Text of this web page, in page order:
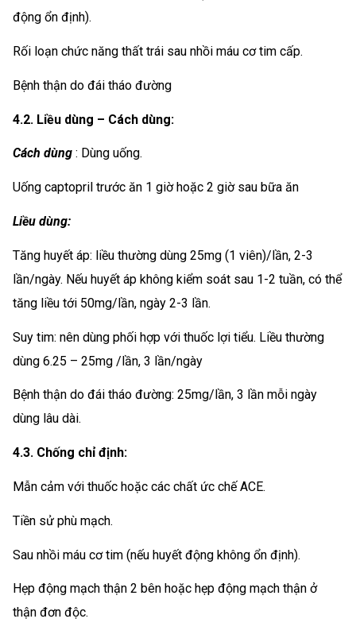
động ổn định).
Rối loạn chức năng thất trái sau nhồi máu cơ tim cấp.
Bệnh thận do đái tháo đường
4.2. Liều dùng – Cách dùng:
Cách dùng : Dùng uống.
Uống captopril trước ăn 1 giờ hoặc 2 giờ sau bữa ăn
Liều dùng:
Tăng huyết áp: liều thường dùng 25mg (1 viên)/lần, 2-3
lần/ngày. Nếu huyết áp không kiểm soát sau 1-2 tuần, có thể
tăng liều tới 50mg/lần, ngày 2-3 lần.
Suy tim: nên dùng phối hợp với thuốc lợi tiểu. Liều thường
dùng 6.25 – 25mg /lần, 3 lần/ngày
Bệnh thận do đái tháo đường: 25mg/lần, 3 lần mỗi ngày
dùng lâu dài.
4.3. Chống chỉ định:
Mẫn cảm với thuốc hoặc các chất ức chế ACE.
Tiền sử phù mạch.
Sau nhồi máu cơ tim (nếu huyết động không ổn định).
Hẹp động mạch thận 2 bên hoặc hẹp động mạch thận ở
thận đơn độc.